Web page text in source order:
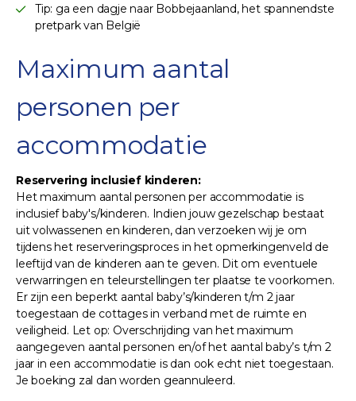
Tip: ga een dagje naar Bobbejaanland, het spannendste
pretpark van België
Maximum aantal
personen per
accommodatie
Reservering inclusief kinderen:
Het maximum aantal personen per accommodatie is
inclusief baby's/kinderen. Indien jouw gezelschap bestaat
uit volwassenen en kinderen, dan verzoeken wij je om
tijdens het reserveringsproces in het opmerkingenveld de
leeftijd van de kinderen aan te geven. Dit om eventuele
verwarringen en teleurstellingen ter plaatse te voorkomen.
Er zijn een beperkt aantal baby’s/kinderen t/m 2 jaar
toegestaan de cottages in verband met de ruimte en
veiligheid. Let op: Overschrijding van het maximum
aangegeven aantal personen en/of het aantal baby’s t/m 2
jaar in een accommodatie is dan ook echt niet toegestaan.
Je boeking zal dan worden geannuleerd.